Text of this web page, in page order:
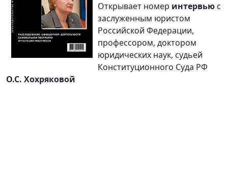
Открывает номер интервью с
заслуженным юристом
Российской Федерации,
профессором, доктором
юридических наук, судьей
Конституционного Суда РФ
О.С. Хохряковой